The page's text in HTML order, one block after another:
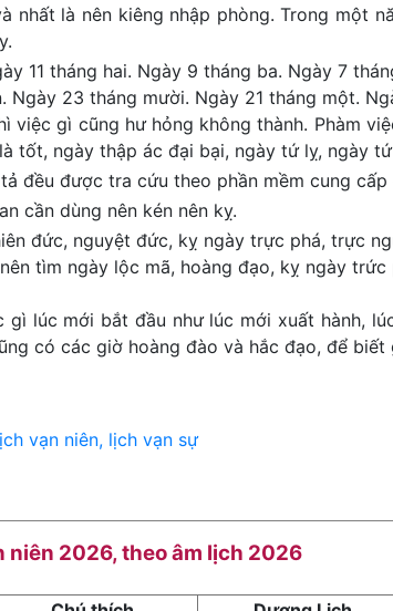
nhất là nên kiêng nhập phòng. Trong một
11 tháng hai. Ngày 9 tháng ba. Ngày 7
Ngày 23 tháng mười. Ngày 21 tháng một.
việc gì cũng hư hỏng không thành. Phàm
tốt, ngày thập ác đại bại, ngày tứ lỵ, ngày
đều được tra cứu theo phần mềm cung cấp
cần dùng nên kén nên kỵ.
đức, nguyệt đức, kỵ ngày trực phá, trực
tìm ngày lộc mã, hoàng đạo, kỵ ngày
gì lúc mới bắt đầu như lúc mới xuất hành,
có các giờ hoàng đào và hắc đạo, để
vạn niên, lịch vạn sự
niên 2026, theo âm lịch 2026